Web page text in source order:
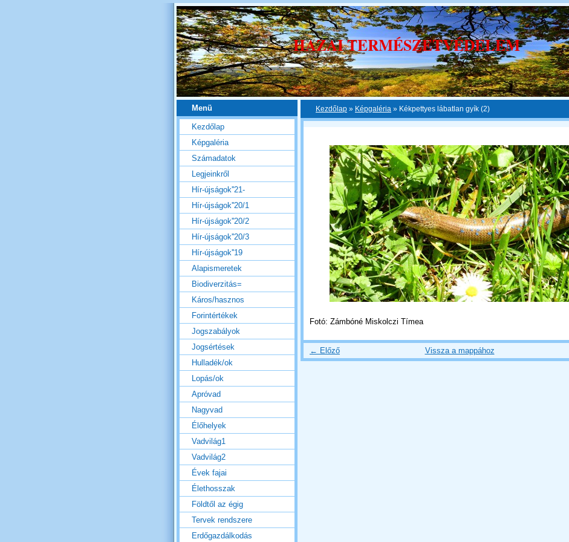
HAZAI TERMÉSZETVÉDELEM
Kezdőlap » Képgaléria » Kékpettyes lábatlan gyík (2)
Fotó: Zámbóné Miskolczi Tímea
← Előző Vissza a mappához
Menü
Kezdőlap
Képgaléria
Számadatok
Legjeinkről
Hír-újságok''21-
Hír-újságok''20/1
Hír-újságok''20/2
Hír-újságok''20/3
Hír-újságok''19
Alapismeretek
Biodiverzitás=
Káros/hasznos
Forintértékek
Jogszabályok
Jogsértések
Hulladék/ok
Lopás/ok
Apróvad
Nagyvad
Élőhelyek
Vadvilág1
Vadvilág2
Évek fajai
Élethosszak
Földtől az égig
Tervek rendszere
Erdőgazdálkodás